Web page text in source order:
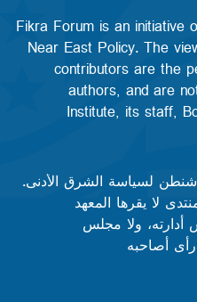
Fikra Forum is an initiative
Near East Policy. The
contributors are the
authors, and are
Institute, its staff,
لسياسة الشرق الأدنى.
لا يقرها المعهد
أدارته، ولا مجلس
أصاحبه